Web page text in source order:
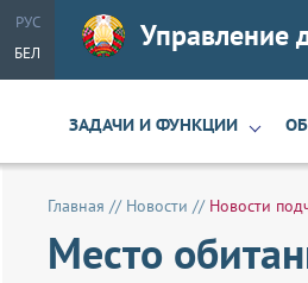
РУС
БЕЛ
Управление
ЗАДАЧИ И ФУНКЦИИ
Главная // Новости // Новости
Место